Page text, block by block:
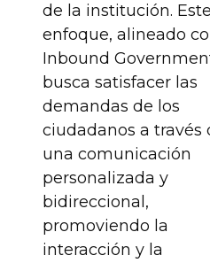
de la institución. Este
enfoque, alineado
Inbound
busca satisfacer las
demandas de los
ciudadanos a través
una comunicación
personalizada y
bidireccional,
promoviendo la
interacción y la